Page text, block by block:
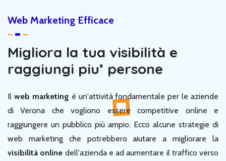
Web Marketing Efficace
Migliora la tua visibilità e
raggiungi piu’ persone
Il web marketing è un'attività fondamentale per le aziende
di Verona che vogliono essere competitive online e
raggiungere un pubblico più ampio. Ecco alcune strategie di
web marketing che potrebbero aiutare a migliorare la
visibilità online dell'azienda e ad aumentare il traffico verso